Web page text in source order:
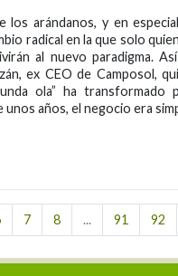
los arándanos, y en
radical en la que solo
al nuevo paradigma.
ex CEO de Camposol,
ola” ha transformado
unos años, el negocio era
7 8 ... 91 92